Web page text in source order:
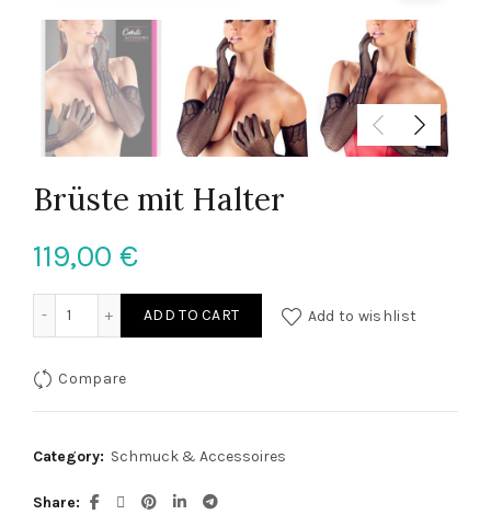
Brüste mit Halter
119,00 €
ADD TO CART Add to wishlist
Compare
Category: Schmuck & Accessoires
Share